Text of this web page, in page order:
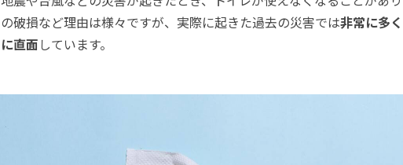
の破損など理由は様々ですが、実際に起きた過去の災害では非常に多
に直面 しています。